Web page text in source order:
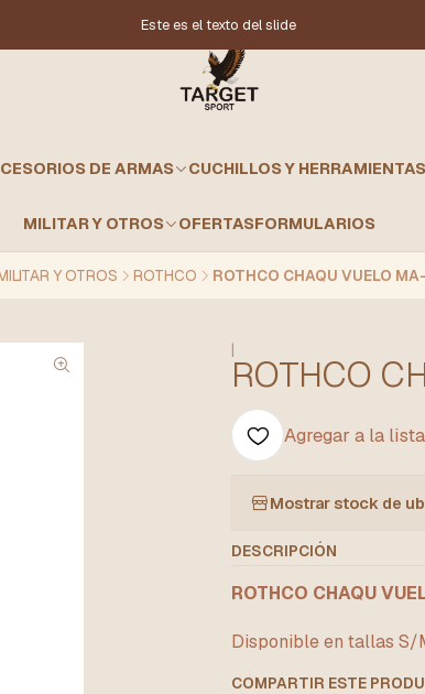
DE ARMAS CUCHILLOS Y HERRAMIENTAS
MILITAR Y OTROS OFERTASFORMULARIOS
Este es el texto del slide
Y OTROS ROTHCO ROTHCO CHAQU VUELO
|
ROTHCO
Agregar a la
Mostrar stock de
DESCRIPCIÓN
ROTHCO CHAQU
Disponible en tallas
COMPARTIR ESTE